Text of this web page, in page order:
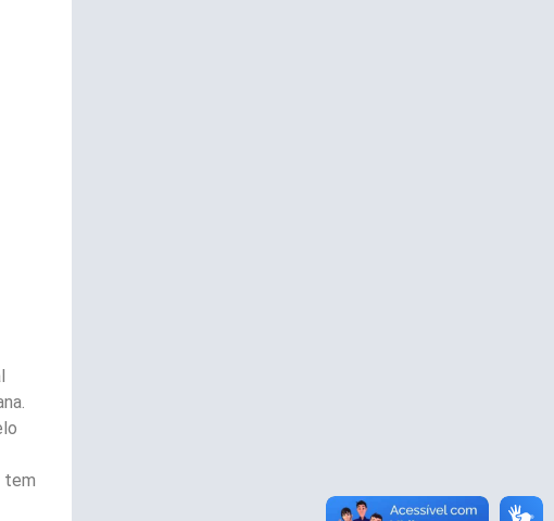
tem